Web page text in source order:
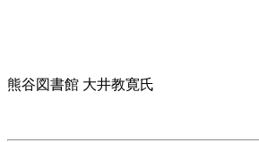
熊谷図書館 大井教寛氏